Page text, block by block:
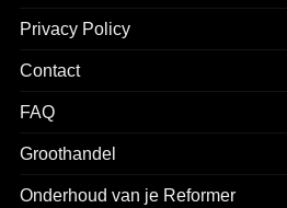
kan
gekozen
op
productpagina
Privacy Policy
Contact
FAQ
Groothandel
Onderhoud van je Reformer